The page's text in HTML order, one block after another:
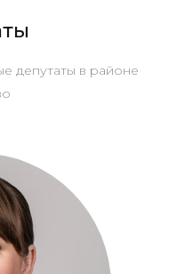
депутаты в районе